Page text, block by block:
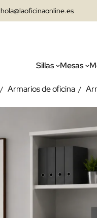
hola@laoficinaonline.es
Sillas Mesas
Armarios de oficina